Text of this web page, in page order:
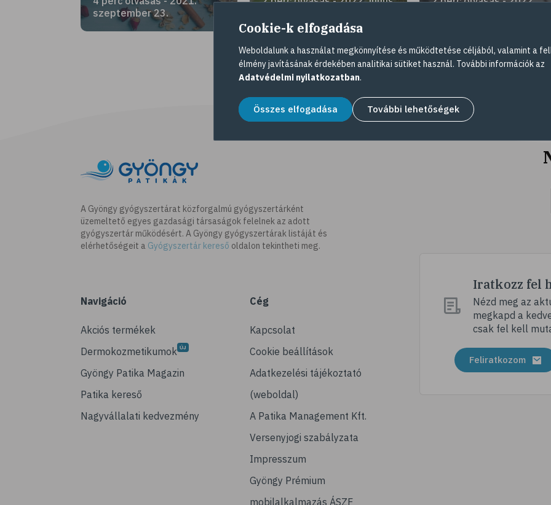
szeptember 23.
A Gyöngy gyógyszertárat közforgalmú gyógyszertárként
üzemeltető egyes gazdasági társaságok felelnek az adott
gyógyszertár működésért. A Gyöngy gyógyszertárak listáját és
elérhetőségeit a Gyógyszertár kereső oldalon tekintheti meg.
Navigáció
Akciós termékek
Dermokozmetikumok
Gyöngy Patika Magazin
Patika kereső
Nagyvállalati kedvezmény
Cég
Kapcsolat
Cookie beállítások
Adatkezelési tájékoztató
(weboldal)
A Patika Management Kft.
Versenyjogi szabályzata
Impresszum
Gyöngy Prémium
mobilalkalmazás ÁSZF
Iratkozz fel
Nézd meg az
megkapd a
csak fel kell
Feliratkozom
Cookie-k elfogadása
Weboldalunk a használat megkönnyítése és működtetése céljából, valamint a
élmény javításának érdekében analitikai sütiket használ. További információk az
Adatvédelmi nyilatkozatban.
Összes elfogadása További lehetőségek